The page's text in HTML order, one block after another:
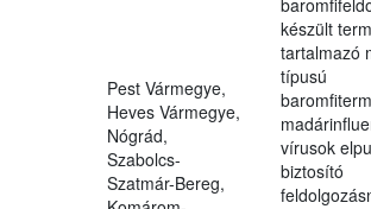
Pest Vármegye,
Heves Vármegye,
Nógrád,
Szabolcs-
Szatmár-Bereg,
készült
tartalmazó
típusú
vírusok
biztosító